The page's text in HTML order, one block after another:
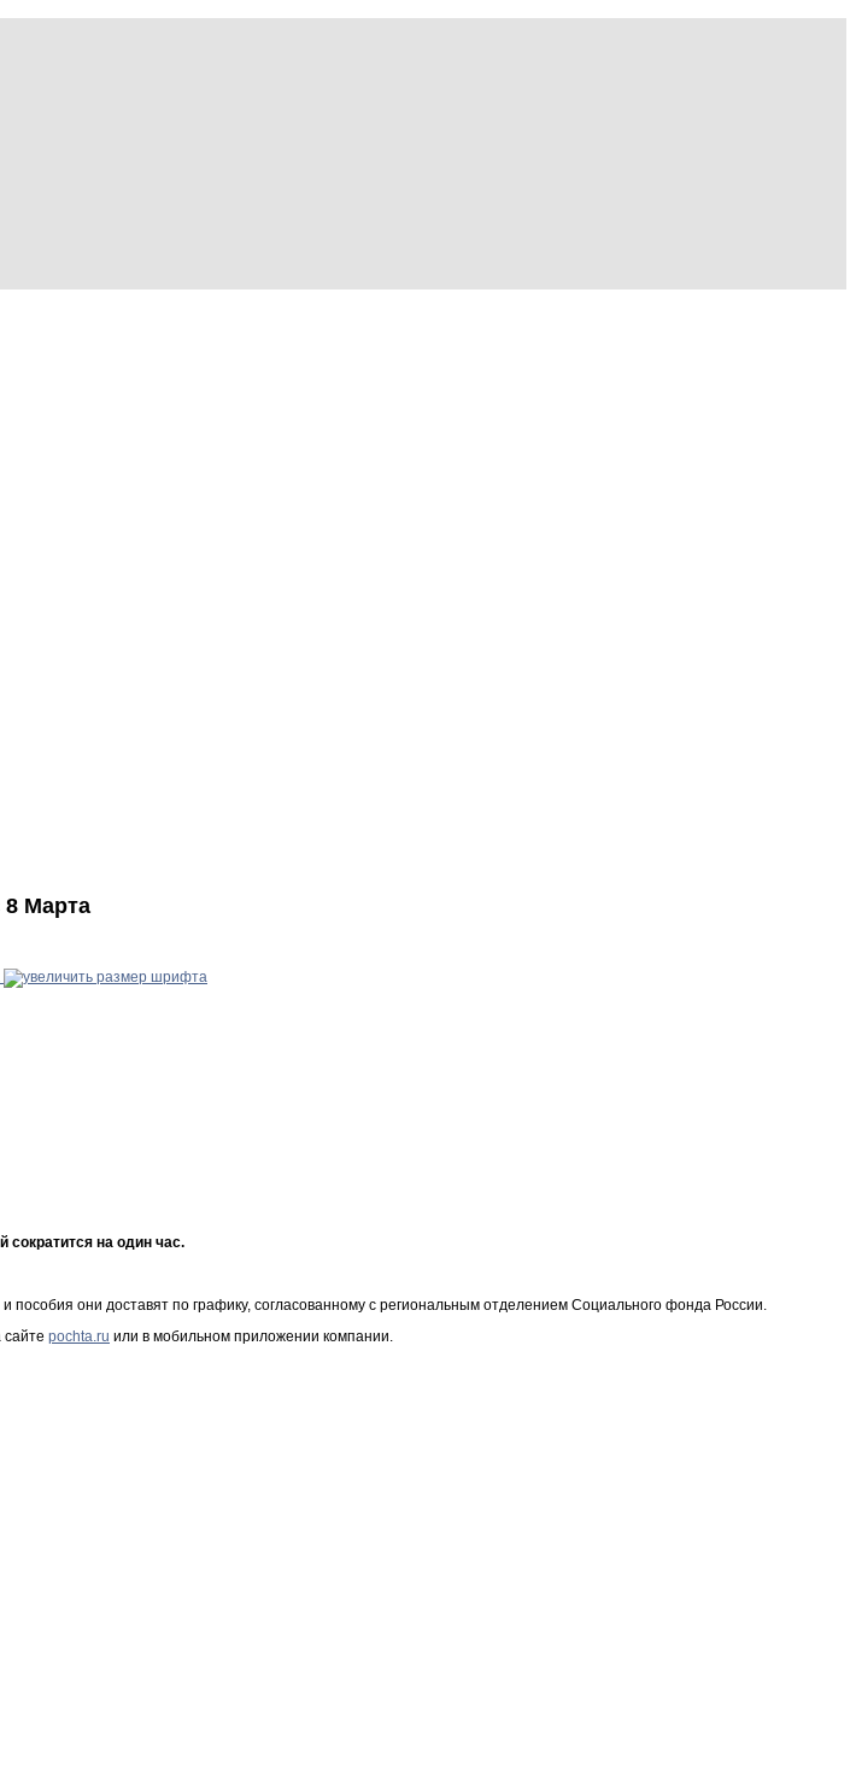
8 Марта
на один час.
они доставят по графику, согласованному с региональным отделением Социального фонда России.
pochta.ru или в мобильном приложении компании.